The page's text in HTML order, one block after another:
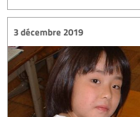
3 décembre 2019